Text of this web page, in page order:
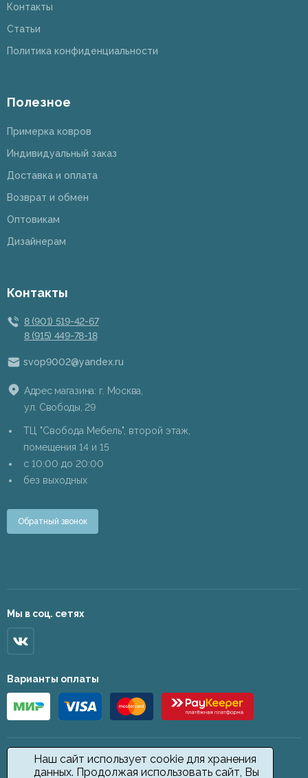
Наш сайт использует cookie для хранения
данных. Продолжая использовать сайт, Вы
Контакты
Статьи
Политика конфиденциальности
Полезное
Примерка ковров
Индивидуальный заказ
Доставка и оплата
Возврат и обмен
Оптовикам
Дизайнерам
Контакты
8 (901) 519-42-67
8 (915) 449-78-18
svop9002@yandex.ru
Адрес магазина: г. Москва,
ул. Свободы, 29
ТЦ "Свобода Мебель", второй этаж,
помещения 14 и 15
c 10:00 до 20:00
без выходных
Обратный звонок
Мы в соц. сетях
Варианты оплаты